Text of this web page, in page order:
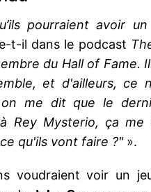
pourraient avoir
t-il dans le podcast
du Hall of Fame.
et d'ailleurs, ce
me dit que le
Rey Mysterio, ça
qu'ils vont faire ?" ».
voudraient voir un